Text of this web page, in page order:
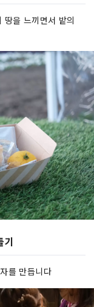
을 느끼면서 밭의
기
를 만듭니다